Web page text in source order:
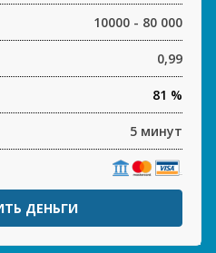
10000 - 80 000
0,99
81 %
5 минут
ДЕНЬГИ